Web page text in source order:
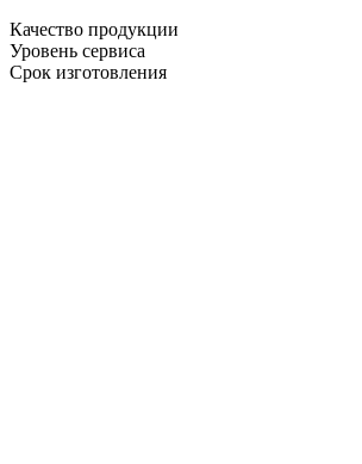
Качество продукции
Уровень сервиса
Срок изготовления